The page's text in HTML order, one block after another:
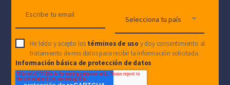
He leído y acepto los términos de uso y doy consentimiento al
tratamiento de mis datos para recibir la información solicitada.
Información básica de protección de datos